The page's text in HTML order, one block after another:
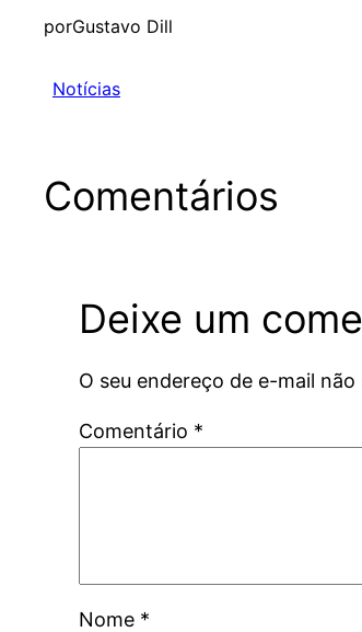
porGustavo Dill
Notícias
Comentários
Deixe um
O seu endereço de e-mail
Comentário *
Nome *